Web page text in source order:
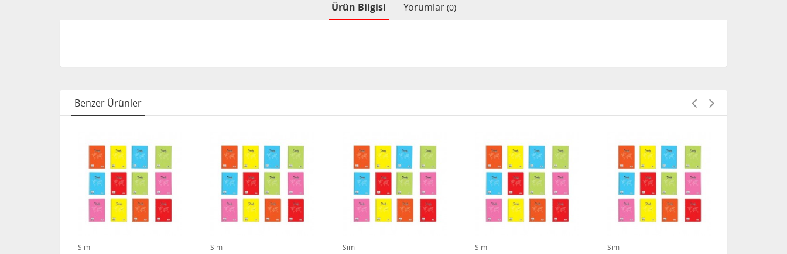
Ürün Bilgisi Yorumlar (0)
Benzer Ürünler
Sim Sim Sim Sim Sim